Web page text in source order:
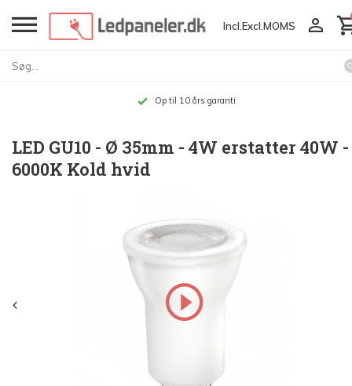
Incl. Excl. MOMS
LED GU10 - Ø 35mm - 4W erstatter 40W -
6000K Kold hvid